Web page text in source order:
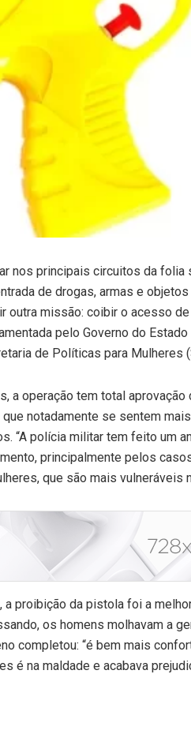
nos principais circuitos da folia
de drogas, armas e
outra missão: coibir o acesso
pelo Governo do
de Políticas para Mulheres
a operação tem total
notadamente se sentem
“A polícia militar tem feito um
principalmente pelos
que são mais vulneráveis
proibição da pistola foi a
os homens molhavam a
completou: “é bem mais
é na maldade e acabava